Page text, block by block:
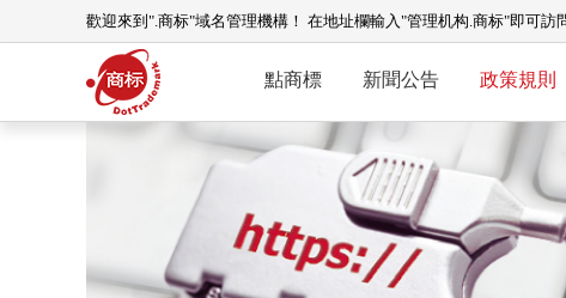
歡迎來到".商标"域名管理機構！ 在地址欄輸入"管理机构.商标"即可訪
點商標 新聞公告 政策規則